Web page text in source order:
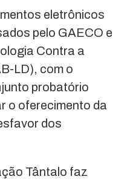
eletrônicos
pelo GAECO e
Contra a
LD), com o
probatório
o oferecimento da
dos
Tântalo faz